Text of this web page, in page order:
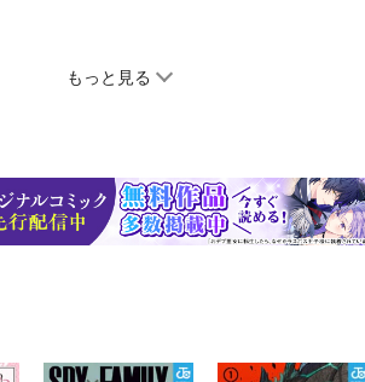
もっと見る